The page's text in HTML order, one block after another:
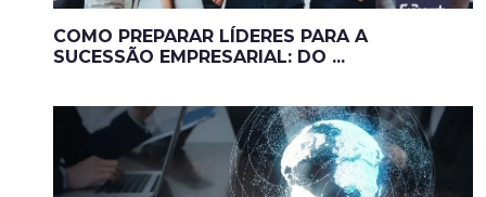
COMO PREPARAR LÍDERES PARA A
SUCESSÃO EMPRESARIAL: DO ...